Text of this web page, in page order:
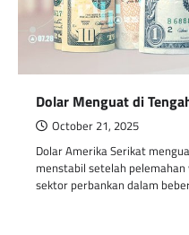
Dolar Menguat di
October 21, 2025
Dolar Amerika Serikat
menstabil setelah
sektor perbankan dalam